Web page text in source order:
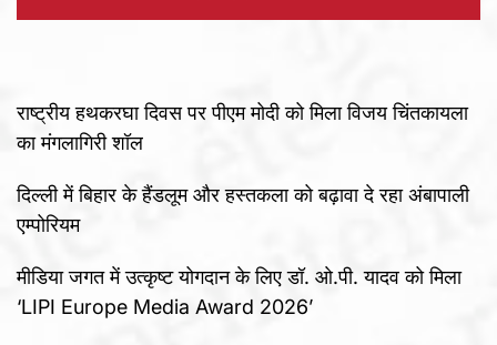
राष्ट्रीय हथकरघा दिवस पर पीएम मोदी को मिला विजय चिंतकायला
का मंगलागिरी शॉल
दिल्ली में बिहार के हैंडलूम और हस्तकला को बढ़ावा दे रहा अंबापाली
एम्पोरियम
मीडिया जगत में उत्कृष्ट योगदान के लिए डॉ. ओ.पी. यादव को मिला
‘LIPI Europe Media Award 2026’